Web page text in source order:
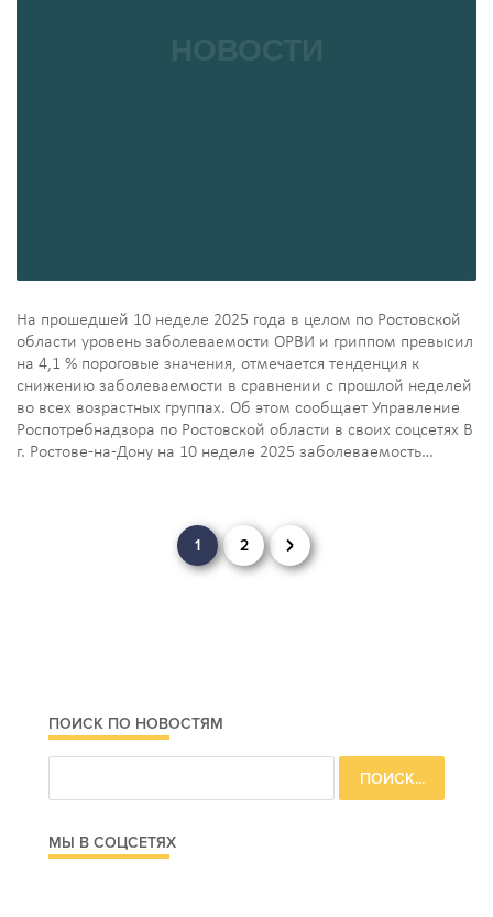
На прошедшей 10 неделе 2025 года в целом по Ростовской
области уровень заболеваемости ОРВИ и гриппом превысил
на 4,1 % пороговые значения, отмечается тенденция к
снижению заболеваемости в сравнении с прошлой неделей
во всех возрастных группах. Об этом сообщает Управление
Роспотребнадзора по Ростовской области в своих соцсетях В
г. Ростове-на-Дону на 10 неделе 2025 заболеваемость…
1 2
ПОИСК ПО НОВОСТЯМ
МЫ В СОЦСЕТЯХ